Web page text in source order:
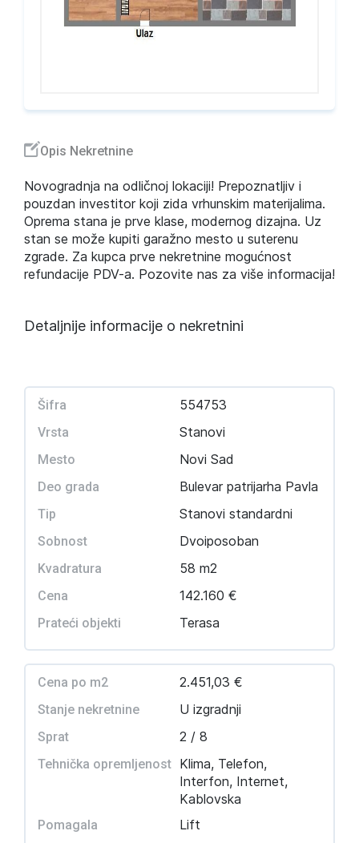
Opis Nekretnine
Novogradnja na odličnoj lokaciji! Prepoznatljiv i
pouzdan investitor koji zida vrhunskim materijalima.
Oprema stana je prve klase, modernog dizajna. Uz
stan se može kupiti garažno mesto u suterenu
zgrade. Za kupca prve nekretnine mogućnost
refundacije PDV-a. Pozovite nas za više informacija!
Detaljnije informacije o nekretnini
Šifra 554753
Vrsta Stanovi
Mesto Novi Sad
Deo grada Bulevar patrijarha Pavla
Tip Stanovi standardni
Sobnost Dvoiposoban
Kvadratura 58 m2
Cena 142.160 €
Prateći objekti Terasa
Cena po m2 2.451,03 €
Stanje nekretnine U izgradnji
Sprat 2 / 8
Tehnička opremljenost Klima, Telefon,
Interfon, Internet,
Kablovska
Pomagala Lift